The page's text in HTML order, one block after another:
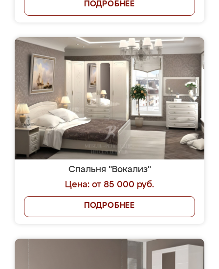
ПОДРОБНЕЕ
Спальня "Вокализ"
Цена: от 85 000 руб.
ПОДРОБНЕЕ